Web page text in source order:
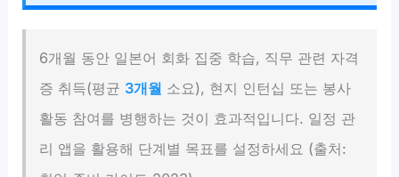
6개월 동안 일본어 회화 집중 학습, 직무 관련 자격
증 취득(평균 3개월 소요), 현지 인턴십 또는 봉사
활동 참여를 병행하는 것이 효과적입니다. 일정 관
리 앱을 활용해 단계별 목표를 설정하세요 (출처: